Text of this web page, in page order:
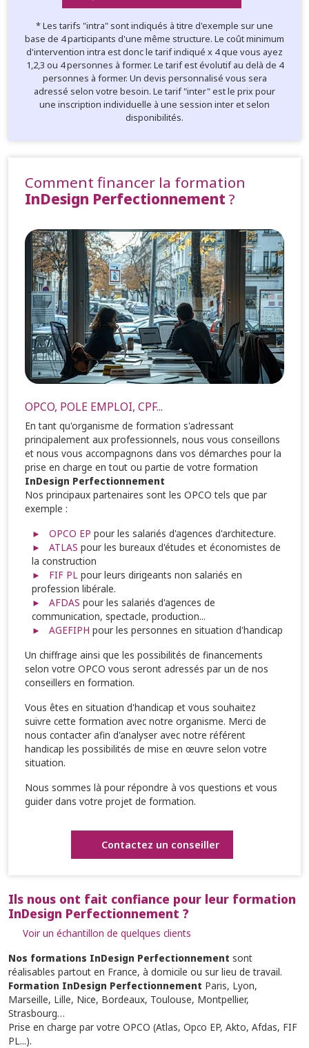
* Les tarifs "intra" sont indiqués à titre d'exemple sur une
base de 4 participants d'une même structure. Le coût minimum
d'intervention intra est donc le tarif indiqué x 4 que vous ayez
1,2,3 ou 4 personnes à former. Le tarif est évolutif au delà de 4
personnes à former. Un devis personnalisé vous sera
adressé selon votre besoin. Le tarif "inter" est le prix pour
une inscription individuelle à une session inter et selon
disponibilités.
Comment financer la formation
InDesign Perfectionnement ?
OPCO, POLE EMPLOI, CPF...
En tant qu'organisme de formation s'adressant
principalement aux professionnels, nous vous conseillons
et nous vous accompagnons dans vos démarches pour la
prise en charge en tout ou partie de votre formation
InDesign Perfectionnement
Nos principaux partenaires sont les OPCO tels que par
exemple :
OPCO EP pour les salariés d'agences d'architecture.
ATLAS pour les bureaux d'études et économistes de
la construction
FIF PL pour leurs dirigeants non salariés en
profession libérale.
AFDAS pour les salariés d'agences de
communication, spectacle, production...
AGEFIPH pour les personnes en situation d'handicap
Un chiffrage ainsi que les possibilités de financements
selon votre OPCO vous seront adressés par un de nos
conseillers en formation.
Vous êtes en situation d'handicap et vous souhaitez
suivre cette formation avec notre organisme. Merci de
nous contacter afin d'analyser avec notre référent
handicap les possibilités de mise en œuvre selon votre
situation.
Nous sommes là pour répondre à vos questions et vous
guider dans votre projet de formation.
Contactez un conseiller
Ils nous ont fait confiance pour leur formation
InDesign Perfectionnement ?
Voir un échantillon de quelques clients
Nos formations InDesign Perfectionnement sont
réalisables partout en France, à domicile ou sur lieu de travail.
Formation InDesign Perfectionnement Paris, Lyon,
Marseille, Lille, Nice, Bordeaux, Toulouse, Montpellier,
Strasbourg…
Prise en charge par votre OPCO (Atlas, Opco EP, Akto, Afdas, FIF
PL...).